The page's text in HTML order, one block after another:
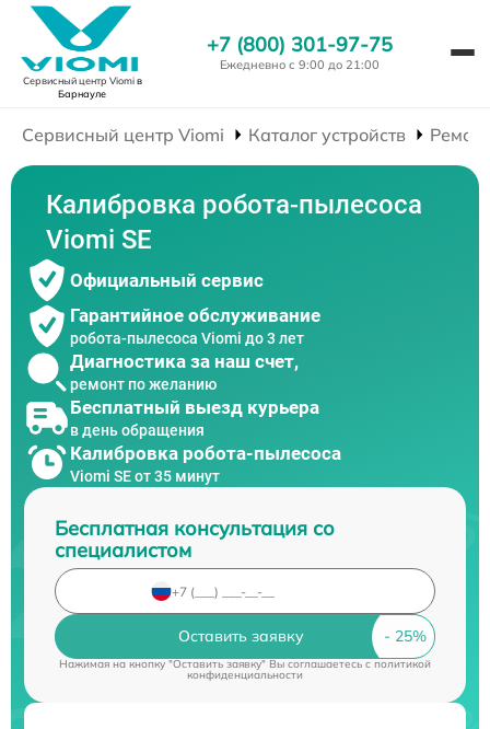
Сервисный центр Viomiв
Барнауле
+7 (800) 301-97-75
Ежедневно с 9:00 до 21:00
Сервисный центр Viomi Каталог устройств
Калибровка робота-пылесоса
Viomi SE
Официальный сервис
Гарантийное обслуживание
робота-пылесоса Viomi до 3 лет
Диагностика за наш счет,
ремонт по желанию
Бесплатный выезд курьера
в день обращения
Калибровка робота-пылесоса
Viomi SE от 35 минут
Бесплатная консультация со
специалистом
Оставить заявку
Нажимая на кнопку "Оставить заявку" Вы соглашаетесь cполитикой
конфиденциальности